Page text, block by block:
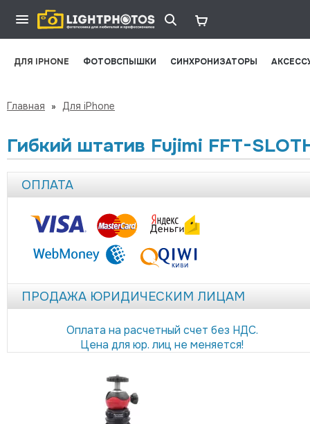
ДЛЯ IPHONE ФОТОВСПЫШКИ СИНХРОНИЗАТОРЫ
Главная » Для iPhone
Гибкий штатив Fujimi FFT-
ОПЛАТА
ПРОДАЖА ЮРИДИЧЕСКИМ ЛИЦАМ
Оплата на расчетный счет без НДС.
Цена для юр. лиц не меняется!